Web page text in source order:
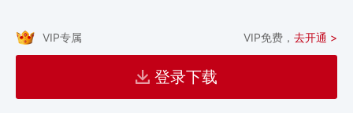
VIP专属 VIP免费， 去开通 >
登录下载